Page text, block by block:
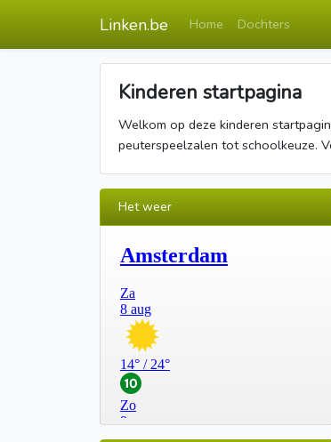
Linken.be Home Dochters
Kinderen startpagina
Welkom op deze kinderen
peuterspeelzalen tot schoolkeuze.
Het weer